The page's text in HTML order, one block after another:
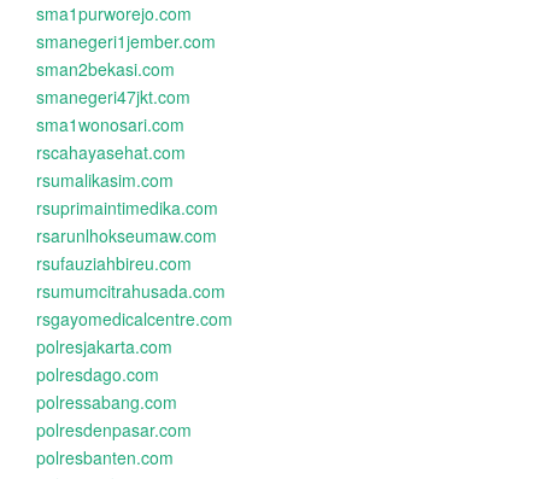
sma1purworejo.com
smanegeri1jember.com
sman2bekasi.com
smanegeri47jkt.com
sma1wonosari.com
rscahayasehat.com
rsumalikasim.com
rsuprimaintimedika.com
rsarunlhokseumaw.com
rsufauziahbireu.com
rsumumcitrahusada.com
rsgayomedicalcentre.com
polresjakarta.com
polresdago.com
polressabang.com
polresdenpasar.com
polresbanten.com